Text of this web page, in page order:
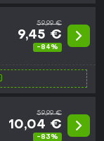
59,99 €
9,45 €
-84%
59,99 €
10,04 €
-83%